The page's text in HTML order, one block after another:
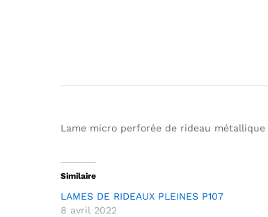
Lame micro perforée de rideau métallique
Similaire
LAMES DE RIDEAUX PLEINES P107
8 avril 2022